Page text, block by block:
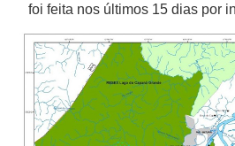
foi feita nos últimos 15 dias por